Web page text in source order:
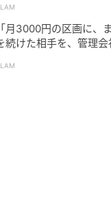
ーが独自に実施し
談をもとに記事化
「月3000円の区画に、
続けた相手を、管理